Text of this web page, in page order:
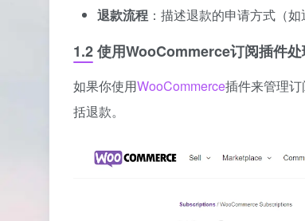
退款流程 ：描述退款的申请方式（
1.2 使用WooCommerce订阅插件
如果你使用WooCommerce插件来管理
括退款。